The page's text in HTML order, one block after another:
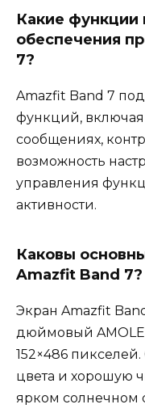
Какие функции
обеспечения
7?
Amazfit Band 7
функций, включая
сообщениях,
возможность
управления
активности.
Каковы
Amazfit Band 7?
Экран Amazfit
дюймовый
152×486
цвета и хорошую
ярком солнечном